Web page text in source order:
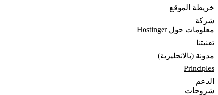
خريطة الموقع
شركة
معلومات حول Hostinger
تقنيتنا
مدونة (بالانجليزية)
Principles
الدعم
شروحات